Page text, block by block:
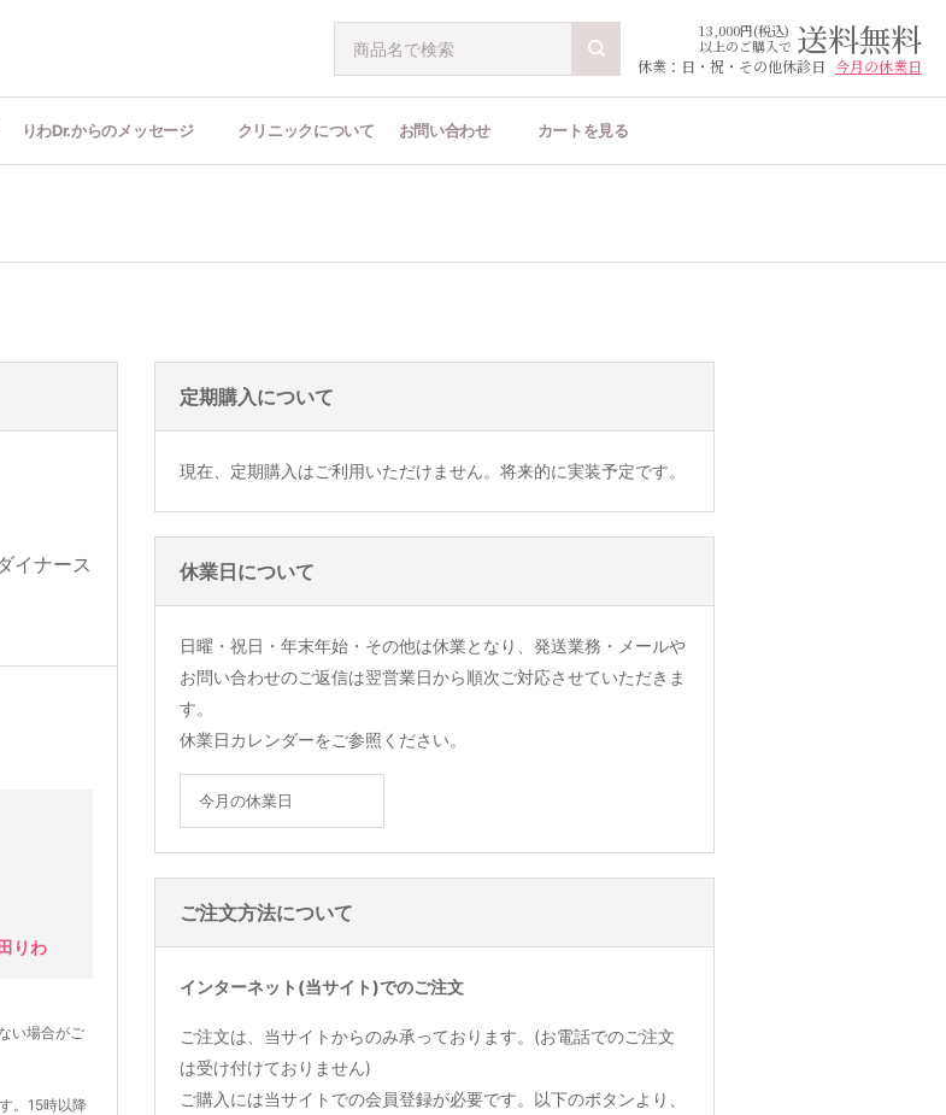
13,000円(税込)
以上のご購入で 送料無料
休業：日・祝・その他休診日 今月の休業日
りわDr.からのメッセージ クリニックについて お問い合わせ カートを見る
りわ
い場合がご
。15時以降
定期購入について
現在、定期購入はご利用いただけません。将来的に実装予定です。
休業日について
日曜・祝日・年末年始・その他は休業となり、発送業務・メールや
お問い合わせのご返信は翌営業日から順次ご対応させていただきま
す。
休業日カレンダーをご参照ください。
今月の休業日
ご注文方法について
インターネット(当サイト)でのご注文
ご注文は、当サイトからのみ承っております。(お電話でのご注文
は受け付けておりません)
ご購入には当サイトでの会員登録が必要です。以下のボタンより、